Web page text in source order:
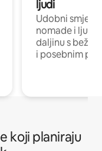
ljudi
Udobni
nomade i ljude
daljinu s
i posebnim
koji planiraju